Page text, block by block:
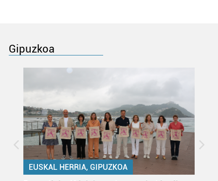
Gipuzkoa
EUSKAL HERRIA, GIPUZKOA